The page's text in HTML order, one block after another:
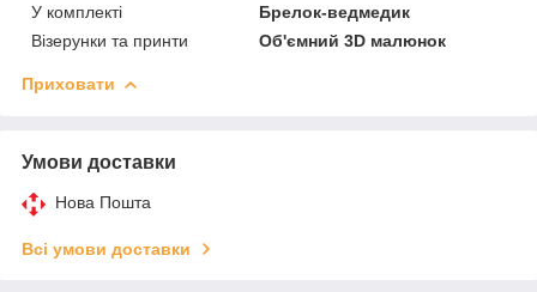
У комплекті
Брелок-ведмедик
Візерунки та принти
Об'ємний 3D малюнок
Приховати
Умови доставки
Нова Пошта
Всі умови доставки